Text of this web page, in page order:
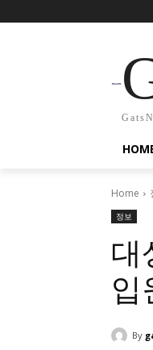
Home
정보
대
입
By